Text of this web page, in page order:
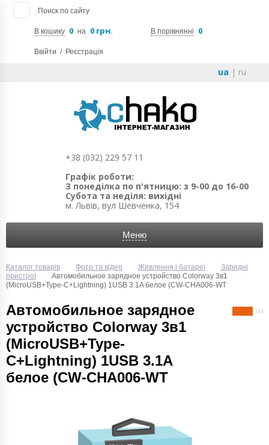
Поиск по сайту
В кошику 0 на 0 грн. В порівнянні 0
Ввійти / Реєстрація
ua | ru
+38 (032) 229 57 11
Графік роботи:
З понеділка по п'ятницю: з 9-00 до 16-00
Субота та неділя: вихідні
м. Львів, вул Шевченка, 154
Меню
Каталог товарів Фото та відео Живлення і батареї
Зарядні
пристрої
Автомобильное зарядное устройство Colorway 3в1
(MicroUSB+Type-C+Lightning) 1USB 3.1A белое (CW-CHA006-WT
Автомобильное зарядное
устройство Colorway 3в1
(MicroUSB+Type-
C+Lightning) 1USB 3.1A
белое (CW-CHA006-WT
( 1 )